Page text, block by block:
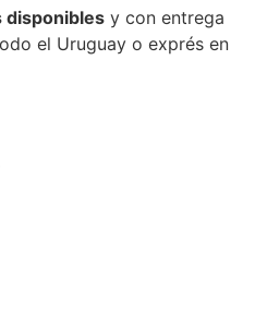
disponibles y con entrega
el Uruguay o exprés en